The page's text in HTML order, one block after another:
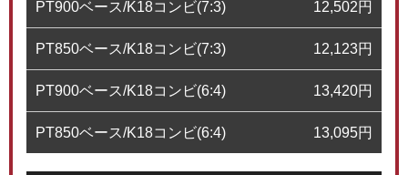
PT900ベース/K18コンビ(7:3) 12,502円
PT850ベース/K18コンビ(7:3) 12,123円
PT900ベース/K18コンビ(6:4) 13,420円
PT850ベース/K18コンビ(6:4) 13,095円